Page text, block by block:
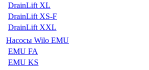
DrainLift XL
DrainLift XS-F
DrainLift XXL
Насосы Wilo EMU
EMU FA
EMU KS